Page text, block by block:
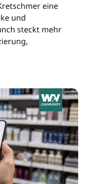
eine
und
steckt mehr